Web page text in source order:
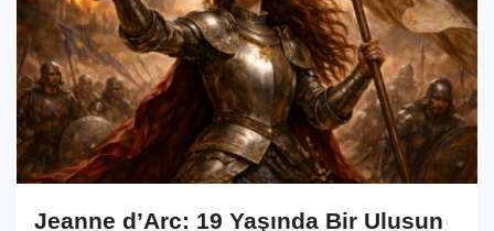
Jeanne d’Arc: 19 Yaşında Bir Ulusun